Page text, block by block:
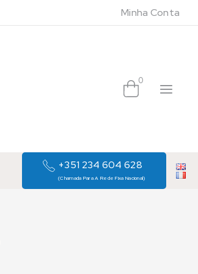
Minha Conta
0
+351 234 604 628
(Chamada Para A Rede Fixa Nacional)